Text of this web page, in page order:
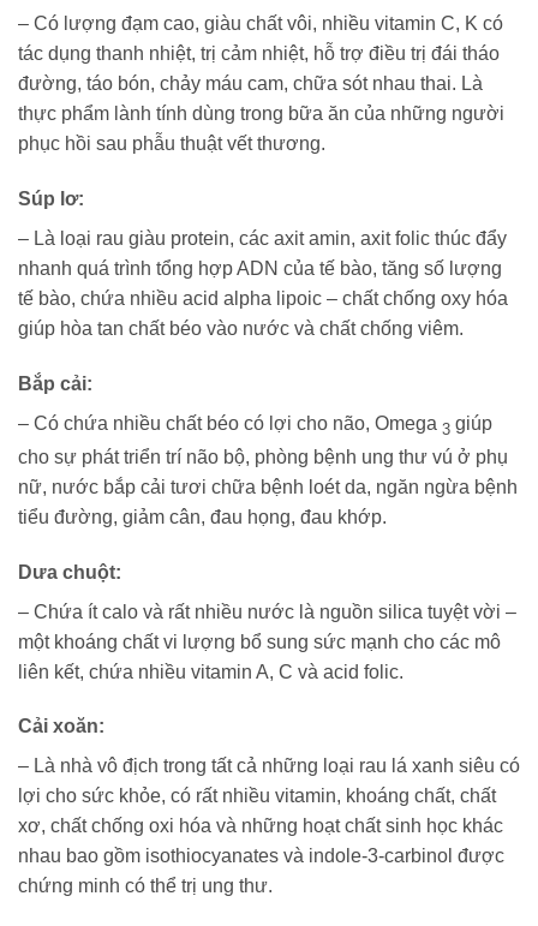
– Có lượng đạm cao, giàu chất vôi, nhiều vitamin C, K có
tác dụng thanh nhiệt, trị cảm nhiệt, hỗ trợ điều trị đái tháo
đường, táo bón, chảy máu cam, chữa sót nhau thai. Là
thực phẩm lành tính dùng trong bữa ăn của những người
phục hồi sau phẫu thuật vết thương.
Súp lơ:
– Là loại rau giàu protein, các axit amin, axit folic thúc đẩy
nhanh quá trình tổng hợp ADN của tế bào, tăng số lượng
tế bào, chứa nhiều acid alpha lipoic – chất chống oxy hóa
giúp hòa tan chất béo vào nước và chất chống viêm.
Bắp cải:
– Có chứa nhiều chất béo có lợi cho não, Omega 3 giúp
cho sự phát triển trí não bộ, phòng bệnh ung thư vú ở phụ
nữ, nước bắp cải tươi chữa bệnh loét da, ngăn ngừa bệnh
tiểu đường, giảm cân, đau họng, đau khớp.
Dưa chuột:
– Chứa ít calo và rất nhiều nước là nguồn silica tuyệt vời –
một khoáng chất vi lượng bổ sung sức mạnh cho các mô
liên kết, chứa nhiều vitamin A, C và acid folic.
Cải xoăn:
– Là nhà vô địch trong tất cả những loại rau lá xanh siêu có
lợi cho sức khỏe, có rất nhiều vitamin, khoáng chất, chất
xơ, chất chống oxi hóa và những hoạt chất sinh học khác
nhau bao gồm isothiocyanates và indole-3-carbinol được
chứng minh có thể trị ung thư.